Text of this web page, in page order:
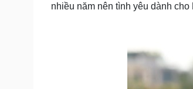
nhiều năm nên tình yêu dành